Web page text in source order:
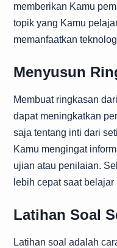
memberikan Kamu
topik yang Kamu
memanfaatkan
Menyusun
Membuat ringkasan
dapat meningkatkan
saja tentang inti dari
Kamu mengingat
ujian atau penilaian.
lebih cepat saat belajar
Latihan Soal
Latihan soal adalah